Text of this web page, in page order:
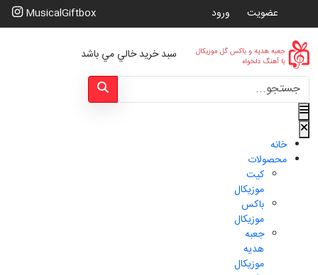
عضویت ورود MusicalGiftbox
Type 2 or more characters for results.
سبد خرید خالي مي باشد
خانه
محصولات
کیت
موزیکال
باکس
موزیکال
جعبه
هدیه
موزیکال